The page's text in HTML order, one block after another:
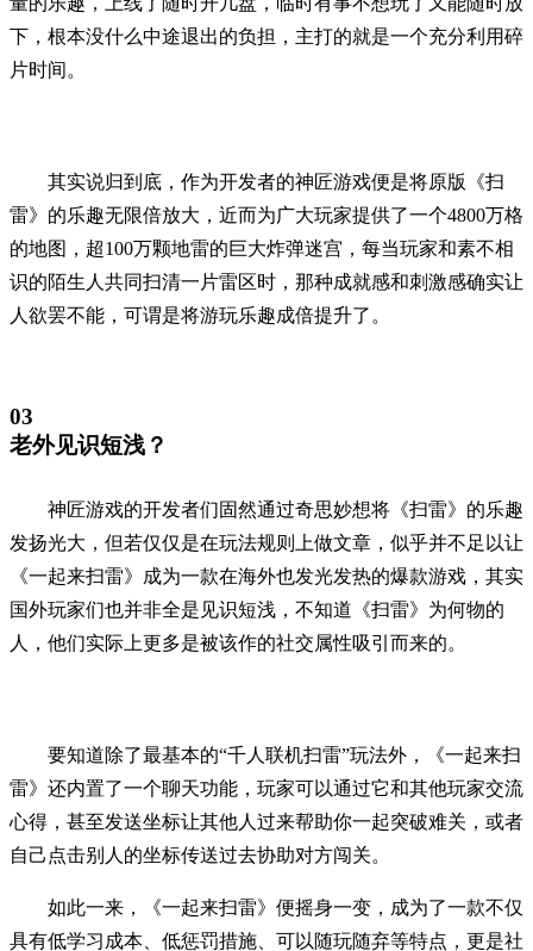
下，根本没什么中途退出的负担，主打的就是一个充分利用碎
片时间。
其实说归到底，作为开发者的神匠游戏便是将原版《扫
雷》的乐趣无限倍放大，近而为广大玩家提供了一个4800万格
的地图，超100万颗地雷的巨大炸弹迷宫，每当玩家和素不相
识的陌生人共同扫清一片雷区时，那种成就感和刺激感确实让
人欲罢不能，可谓是将游玩乐趣成倍提升了。
03
老外见识短浅？
神匠游戏的开发者们固然通过奇思妙想将《扫雷》的乐趣
发扬光大，但若仅仅是在玩法规则上做文章，似乎并不足以让
《一起来扫雷》成为一款在海外也发光发热的爆款游戏，其实
国外玩家们也并非全是见识短浅，不知道《扫雷》为何物的
人，他们实际上更多是被该作的社交属性吸引而来的。
要知道除了最基本的“千人联机扫雷”玩法外，《一起来扫
雷》还内置了一个聊天功能，玩家可以通过它和其他玩家交流
心得，甚至发送坐标让其他人过来帮助你一起突破难关，或者
自己点击别人的坐标传送过去协助对方闯关。
如此一来，《一起来扫雷》便摇身一变，成为了一款不仅
具有低学习成本、低惩罚措施、可以随玩随弃等特点，更是社